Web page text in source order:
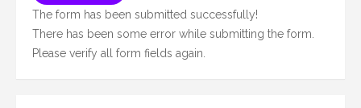
The form has been submitted successfully!
There has been some error while submitting the form.
Please verify all form fields again.